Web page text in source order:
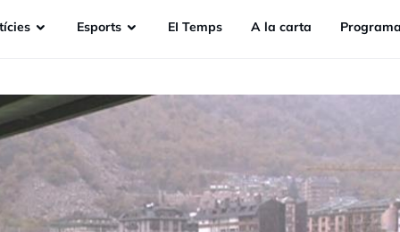
Esports EI Temps A la carta